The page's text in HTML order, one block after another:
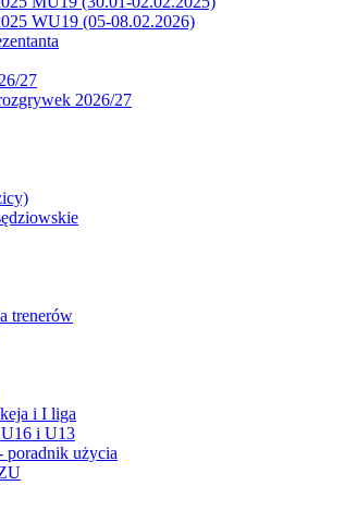
WU19 (05-08.02.2026)
27
2026/27
trenerów
i I liga
i U13
poradnik użycia